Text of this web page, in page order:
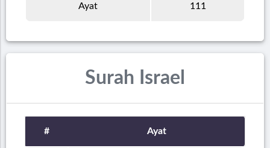
Ayat 111
Surah Israel
# Ayat